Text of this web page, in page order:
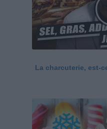
La charcuterie, est-